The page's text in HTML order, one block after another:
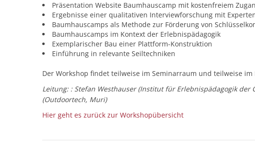
Präsentation Website Baumhauscamp mit kostenfreiem
Ergebnisse einer qualitativen Interviewforschung mit
Baumhauscamps als Methode zur Förderung von
Baumhauscamps im Kontext der Erlebnispädagogik
Exemplarischer Bau einer Plattform-Konstruktion
Einführung in relevante Seiltechniken
Der Workshop findet teilweise im Seminarraum und teilweise
Leitung: : Stefan Westhauser (Institut für Erlebnispädagogik der
(Outdoortech, Muri)
Hier geht es zurück zur Workshopübersicht